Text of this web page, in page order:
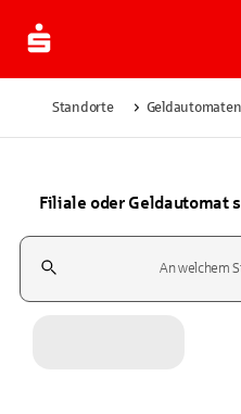
Standorte Geldautomaten
Filiale oder Geldautomat
Suchfeld